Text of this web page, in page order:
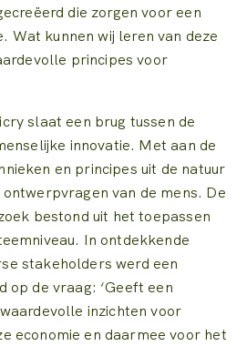
die zorgen voor een
Wat kunnen wij leren van deze
principes voor
slaat een brug tussen de
innovatie. Met aan de
en principes uit de natuur
van de mens. De
bestond uit het toepassen
In ontdekkende
stakeholders werd een
op de vraag: ‘Geeft een
inzichten voor
economie en daarmee voor het